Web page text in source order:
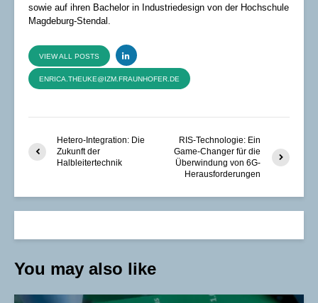
sowie auf ihren Bachelor in Industriedesign von der Hochschule
Magdeburg-Stendal.
VIEW ALL POSTS
ENRICA.THEUKE@IZM.FRAUNHOFER.DE
Hetero-Integration: Die
Zukunft der
Halbleitertechnik
RIS-Technologie: Ein
Game-Changer für die
Überwindung von 6G-
Herausforderungen
You may also like